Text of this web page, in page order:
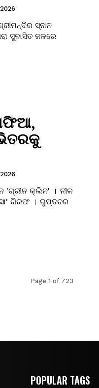
ସ୍ନାନ
ସୁବାସିତ ଜଳରେ
'ଗ୍ରୀନ କ୍ଲିନ' । ନୀଳ
ଗିରଫ । ଗୁପ୍ତଚର
Page 1 of 723
POPULAR TAGS